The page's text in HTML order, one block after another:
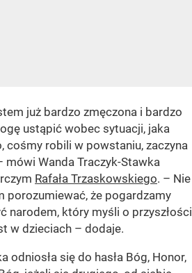
już bardzo zmęczona i bardzo
ustąpić wobec sytuacji, jaka
cośmy robili w powstaniu, zaczyna
mówi Wanda Traczyk-Stawka
Rafała Trzaskowskiego. – Nie
porozumiewać, że pogardzamy
narodem, który myśli o przyszłości
w dzieciach – dodaje.
odniosła się do hasła Bóg, Honor,